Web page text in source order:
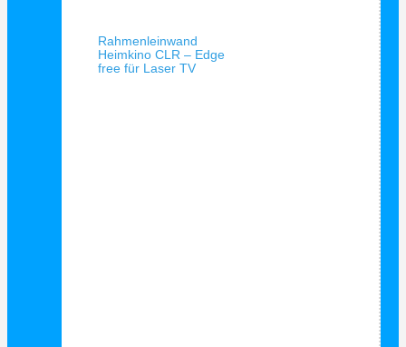
Rahmenleinwand
Heimkino CLR – Edge
free für Laser TV